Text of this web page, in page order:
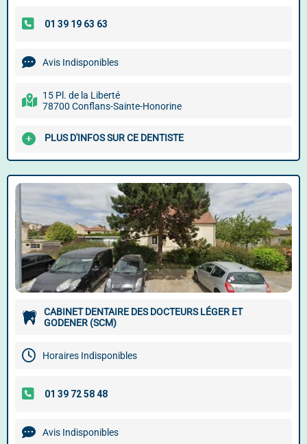
Avis Indisponibles
15 Pl. de la Liberté
78700 Conflans-Sainte-Honorine
PLUS D'INFOS SUR CE DENTISTE
CABINET DENTAIRE DES DOCTEURS LÉGER ET
GODENER (SCM)
Horaires Indisponibles
Avis Indisponibles